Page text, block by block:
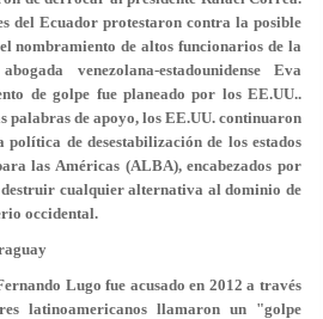
del Ecuador protestaron contra la posible
nombramiento de altos funcionarios de la
venezolana-estadounidense Eva
de golpe fue planeado por los EE.UU..
palabras de apoyo, los EE.UU. continuaron
de desestabilización de los estados
las Américas (ALBA), encabezados por
destruir cualquier alternativa al dominio de
occidental.
Lugo fue acusado en 2012 a través
latinoamericanos llamaron un "golpe